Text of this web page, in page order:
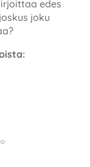
edes
joku